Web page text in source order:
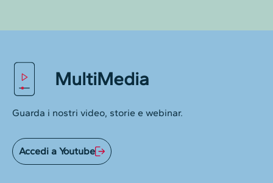
MultiMedia
Guarda i nostri video, storie e webinar.
Accedi a Youtube